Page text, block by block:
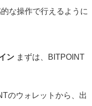
な操作で行えるように
ン まずは、BITPOINT
のウォレットから、出